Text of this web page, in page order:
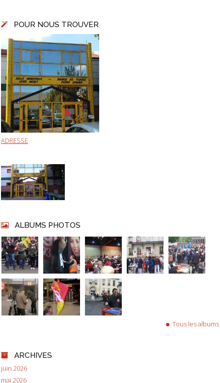
POUR NOUS TROUVER
ADRESSE
ALBUMS PHOTOS
Tous les albums
ARCHIVES
juin 2026
mai 2026